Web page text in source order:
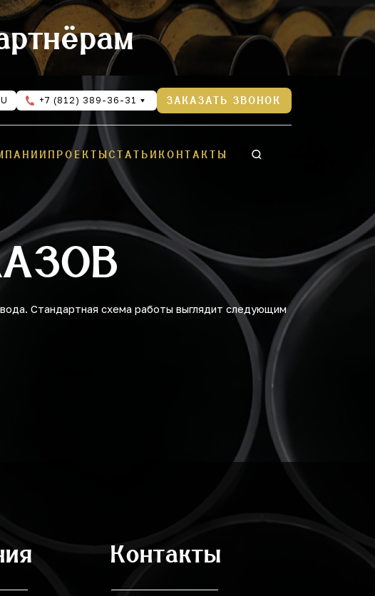
+7 (812) 389-36-31 ЗАКАЗАТЬ ЗВОНОК
ПРОЕКТЫСТАТЬИ КОНТАКТЫ
Стандартная схема работы выглядит следующим
Контакты